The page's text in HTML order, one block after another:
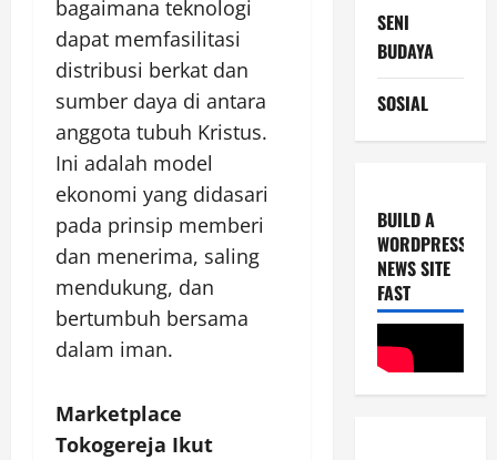
bagaimana teknologi
dapat memfasilitasi
distribusi berkat dan
sumber daya di antara
anggota tubuh Kristus.
Ini adalah model
ekonomi yang didasari
pada prinsip memberi
dan menerima, saling
mendukung, dan
bertumbuh bersama
dalam iman.
Marketplace
Tokogereja Ikut
SENI
BUDAYA
SOSIAL
BUILD A
WORDPRESS
NEWS SITE
FAST